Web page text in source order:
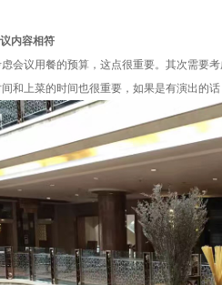
内容相符
议用餐的预算，这点很重要。其次需要考
和上菜的时间也很重要，如果是有演出的